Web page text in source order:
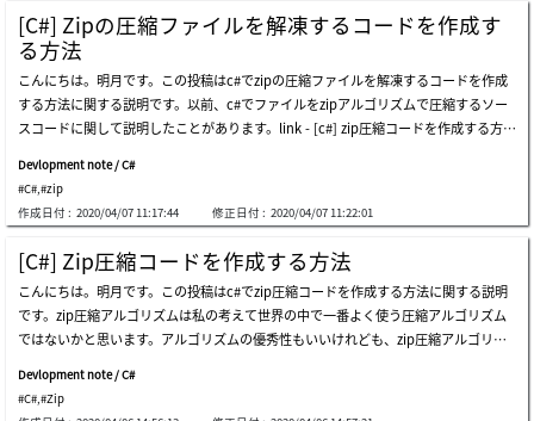
す。そのため、出来る方法でログを残して(テキストファイルやデータベースにエラ
ー内容を格納すること)プログラムの流れを記録します。問題が発生する時に、ログ
内容を追跡してエラーを予測するか見つけることができます。その以外にログを通っ
てユーザの行動パターンの分析、追跡、学習などの統計資料も必要です。c#ではログ
を作成するライブラリは代表的に二つがあります。elmahとlog4netがあります。elm
ahも随分多いプロジェクトで使っていると思いますが、個人的にlog4netをお勧めで
す。理由はlog4net、log4j、log4phpなどで他のプログラム言語でも使っているライ
ブラリなので、互換性がよいし、ライブラリのコミュニティも大きいので様々な情報
や派生ライブラリを得やすいです。それならlog4netを使うためにはnugetを利用し
てlog4netを連結します。パターンレイアウトと領域を確認するとパターン式がある
ことを確認できます。 パターンレイアウトに関しては詳しく説明したいですが、別
に大事部分ではないし、パターンレイアウトの内容が多いので、log4netのapiで直接
に確認するほうがよいです。参照 - https://logging.apache.org/log4j/1.2/apidocs/o
rg/apache/log4j/patternlayout.html別にレイアウトに関して問題なければ、「%d
[%t] %-5p %c - %m%n」の式はよいです。ここまで設定すればログを使うことがで
きます。でも、実際に本番(production)に使うと思えばログ設定がソースの中にある
ので、設定ができないです。パラメータで設定ができますが、それはそれで設
[C#] Zipの圧縮ファイルを解凍するコードを作成す
る方法
こんにちは。明月です。この投稿はc#でzipの圧縮ファイルを解凍するコードを作成
する方法に関する説明です。以前、c#でファイルをzipアルゴリズムで圧縮するソー
スコードに関して説明したことがあります。link - [c#] zip圧縮コードを作成する方法
ズムです。ionicライブラリと.net frameworkを利用して圧縮する方法に関して説明
しましたが、解凍も同じで作成しましょう。ionicライブラリionicライブラリは外部
ライブラリなのでnugetを通ってionicライブラリをダウンロードと連結をしましょ
う。zipファイルの状況は下記のイメージになっています。解凍しましょう。実行し
ました。解凍されました。.net framework内部を利用する方法先に「system.io.com
mpress」と「system.io.comppression.filesystem」を追加しましょう。zipファイ
ルの状況は下記のイメージになっています。解凍しましょう。実行しました。ionic
と.net frameworkにあるライブラリで圧縮することと違ってソースの差異がありま
す。ionicの場合は圧縮のファイルを読み込んで解凍することではなく、extractallの
関数を呼び出しで一括で解凍されます。標準ライブラリの場合は一つ一つの圧縮ファ
イルを読み込んでioで作成することです。個人的に解凍の場合は標準ライブラリがよ
Devlopment note / C#
#C# #zip
作成日付 : 2020/04/07 11:17:44 修正日付 : 2020/04/07 11:22:01
[C#] Zip圧縮コードを作成する方法
こんにちは。明月です。この投稿はc#でzip圧縮コードを作成する方法に関する説明
です。zip圧縮アルゴリズムは私の考えて世界の中で一番よく使う圧縮アルゴリズム
ではないかと思います。アルゴリズムの優秀性もいいけれども、zip圧縮アルゴリズ
c#の.net framework内部でもzipアルゴリズムがあります。そのため、.net framewo
rkのソースをを利用して圧縮する方法と、ionicライブラリを利用して圧縮する方法
Devlopment note / C#
#C#,#Zip